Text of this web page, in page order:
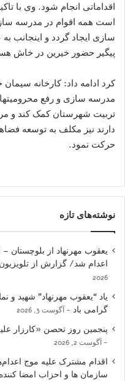
اقداماتی انجام‌ شود‌. وی با
است همه اقوام در مدرسه
سازی ایجاد گردد و اینجانب
پیگیر حضور خیرین در خاش
کرد ادامه داد: کارخانه
مدرسه سازی و رفع
تربیت شهرستان کمک کند و
دارند نیز مکلف به توسعه
حرکت ‌نمود.
نوشته‌های تازه
یعقوب مهرنهاد از بلوچستان
اعدام شد/ گزارش از
2026
یاد “یعقوب مهرنهاد” شهید و
گرامی باد
آگوست 3, 2026
پنجمین روز تحصن «کارزار
آگوست 2, 2026
اقدام مشترک علیه موج
سازمان ها و احزاب امضا